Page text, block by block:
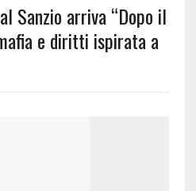
Sanzio arriva “Dopo il
e diritti ispirata a